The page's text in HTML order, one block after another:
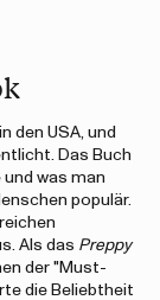
den USA, und
Das Buch
was man
populär.
Als das Preppy
der "Must-
die Beliebtheit